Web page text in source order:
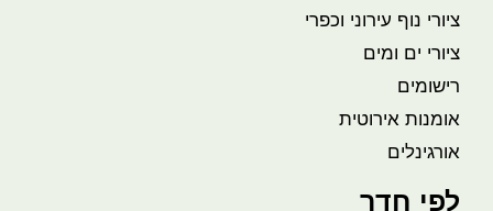
ציורי נוף עירוני וכפרי
ציורי ים ומים
רישומים
אומנות אירוטית
אורגינלים
לפי חדר